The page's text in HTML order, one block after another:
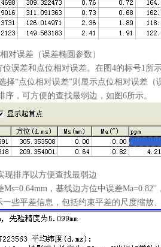
差（误差椭圆参数）
误差和点位相对误差。在图4的标号1所
择“点位相对误差”则显示点位相对误差
，可方便的查找最弱边，如图6所示。
序以方便查找最弱边
，基线边方位中误差Ma=0.82''
些平差信息，包括约束平差的尺度缩放